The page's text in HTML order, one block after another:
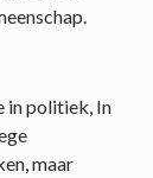
in politiek, In
maar